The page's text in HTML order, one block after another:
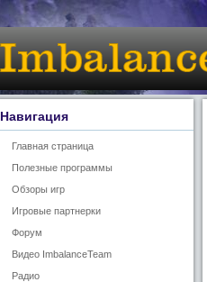
Навигация
Главная страница
Полезные программы
Обзоры игр
Игровые партнерки
Форум
Видео ImbalanceTeam
Радио